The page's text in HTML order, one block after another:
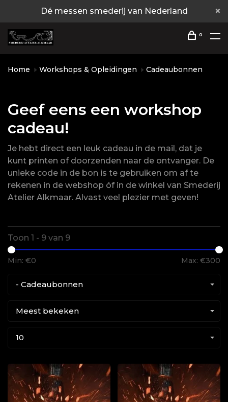
Dé messen smederij van Nederland
0
Home Workshops & Opleidingen Cadeaubonnen
Geef eens een workshop
cadeau!
Je hebt direct een leuk cadeau in de mail, dat je
kunt printen of doorzenden naar de ontvanger. De
unieke code in de bon is te gebruiken om af te
rekenen in de webshop óf in de winkel van Smederij
Atelier Alkmaar. Alvast veel plezier met geven!
Toon 1 - 9 van 9
Min: €0 Max: €300
- Cadeaubonnen
Meest bekeken
10